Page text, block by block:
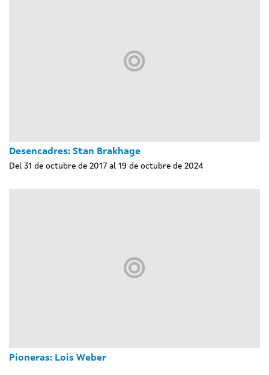
Desencadres: Stan Brakhage
Del 31 de octubre de 2017 al 19 de octubre de 2024
Pioneras: Lois Weber